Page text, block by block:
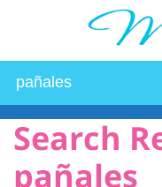
Search
pañales